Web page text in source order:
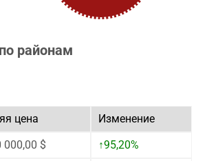
районам
цена
Изменение
000,00 $
↑95,20%